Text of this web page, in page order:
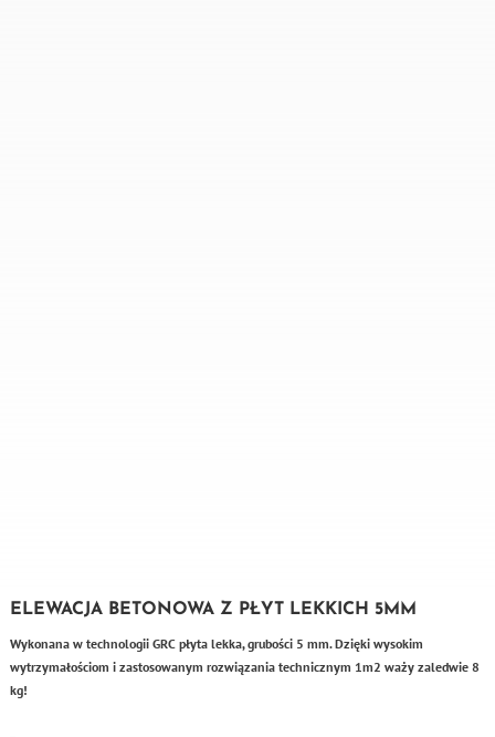
ELEWACJA BETONOWA Z PŁYT LEKKICH 5MM
Wykonana w technologii GRC płyta lekka, grubości 5 mm. Dzięki wysokim
wytrzymałościom i zastosowanym rozwiązania technicznym 1m2 waży zaledwie 8
kg!